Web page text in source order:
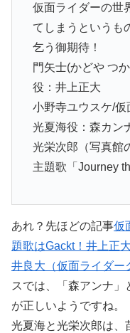
仮面ライダーの世
てしまうというも
乞う御期待！
門矢士(かどや つ
役：井上正大
小野寺ユウスケ/
光夏海役：森カン
光栄次郎（写真館
主題歌「Journey
あれ？先ほどの記事仮
題歌はGackt！井上正
井良大（仮面ライダー
スでは、「森アンナ」
が正しいようですね。
光夏海と光栄次郎は、